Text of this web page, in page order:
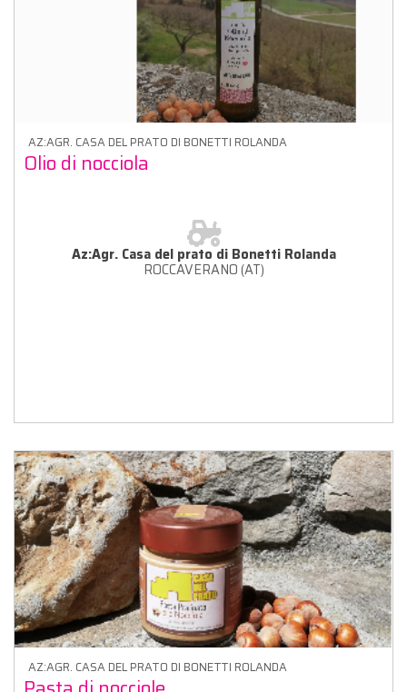
AZ:AGR. CASA DEL PRATO DI BONETTI ROLANDA
Olio di nocciola
Az:Agr. Casa del prato di Bonetti Rolanda
ROCCAVERANO (AT)
AZ:AGR. CASA DEL PRATO DI BONETTI ROLANDA